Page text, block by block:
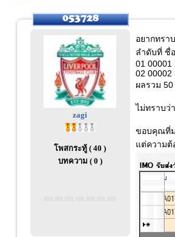
zagi
โพสกระทู้ ( 40 )
บทความ ( 0 )
อยากทรา
ลำดับที่ ชื่
01 00001
02 00002
ผลรวม 50
ไม่ทราบว่
ขอบคุณที่
แต่ความต้